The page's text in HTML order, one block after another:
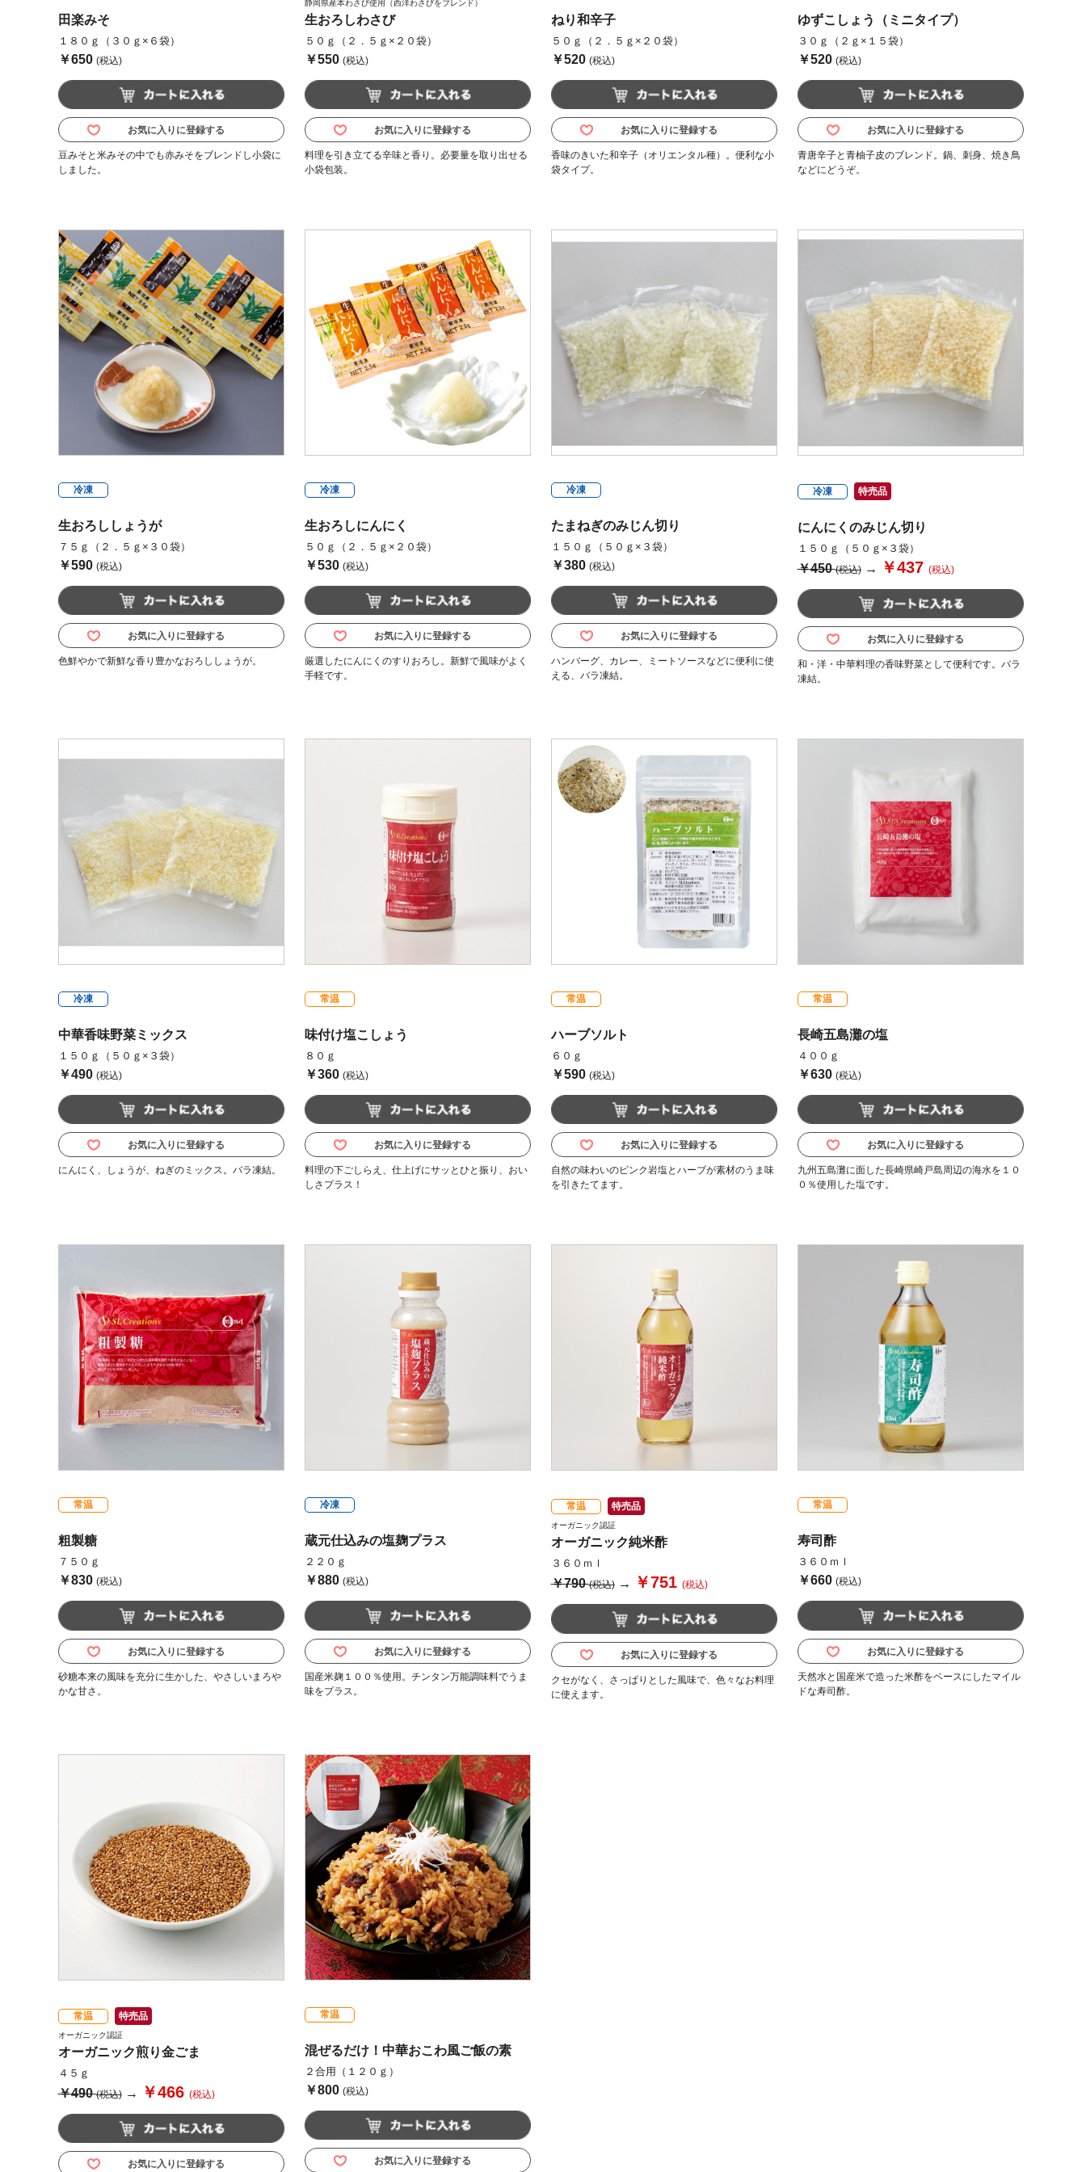
田楽みそ
１８０ｇ（３０ｇ×６袋）
￥650 (税込)
お気に入りに登録する
豆みそと米みその中でも赤みそをブレンドし小袋に
しました。
静岡県産本わさび使用（西洋わさびをブレンド）
生おろしわさび
５０ｇ（２．５ｇ×２０袋）
￥550 (税込)
お気に入りに登録する
料理を引き立てる辛味と香り。必要量を取り出せる
小袋包装。
ねり和辛子
５０ｇ（２．５ｇ×２０袋）
￥520 (税込)
お気に入りに登録する
香味のきいた和辛子（オリエンタル種）。便利な小
袋タイプ。
ゆずこしょう（ミニタイプ）
３０ｇ（２ｇ×１５袋）
￥520 (税込)
お気に入りに登録する
青唐辛子と青柚子皮のブレンド。鍋、刺身、焼き鳥
などにどうぞ。
冷凍
生おろししょうが
７５ｇ（２．５ｇ×３０袋）
￥590 (税込)
お気に入りに登録する
色鮮やかで新鮮な香り豊かなおろししょうが。
冷凍
生おろしにんにく
５０ｇ（２．５ｇ×２０袋）
￥530 (税込)
お気に入りに登録する
厳選したにんにくのすりおろし。新鮮で風味がよく
手軽です。
冷凍
たまねぎのみじん切り
１５０ｇ（５０ｇ×３袋）
￥380 (税込)
お気に入りに登録する
ハンバーグ、カレー、ミートソースなどに便利に使
える、バラ凍結。
冷凍 特売品
にんにくのみじん切り
１５０ｇ（５０ｇ×３袋）
￥450(税込)→ ￥437 (税込)
お気に入りに登録する
和・洋・中華料理の香味野菜として便利です。バラ
凍結。
冷凍
中華香味野菜ミックス
１５０ｇ（５０ｇ×３袋）
￥490 (税込)
お気に入りに登録する
にんにく、しょうが、ねぎのミックス。バラ凍結。
常温
味付け塩こしょう
８０ｇ
￥360 (税込)
お気に入りに登録する
料理の下ごしらえ、仕上げにサッとひと振り、おい
しさプラス！
常温
ハーブソルト
６０ｇ
￥590 (税込)
お気に入りに登録する
自然の味わいのピンク岩塩とハーブが素材のうま味
を引きたてます。
常温
長崎五島灘の塩
４００ｇ
￥630 (税込)
お気に入りに登録する
九州五島灘に面した長崎県崎戸島周辺の海水を１０
０％使用した塩です。
常温
粗製糖
７５０ｇ
￥830 (税込)
お気に入りに登録する
砂糖本来の風味を充分に生かした、やさしいまろや
かな甘さ。
冷凍
蔵元仕込みの塩麹プラス
２２０ｇ
￥880 (税込)
お気に入りに登録する
国産米麹１００％使用。チンタン万能調味料でうま
味をプラス。
常温 特売品
オーガニック認証
オーガニック純米酢
３６０ｍｌ
￥790(税込)→ ￥751 (税込)
お気に入りに登録する
クセがなく、さっぱりとした風味で、色々なお料理
に使えます。
常温
寿司酢
３６０ｍｌ
￥660 (税込)
お気に入りに登録する
天然水と国産米で造った米酢をベースにしたマイル
ドな寿司酢。
常温 特売品
オーガニック認証
オーガニック煎り金ごま
４５ｇ
￥490(税込)→ ￥466 (税込)
お気に入りに登録する
常温
混ぜるだけ！中華おこわ風ご飯の素
２合用（１２０ｇ）
￥800 (税込)
お気に入りに登録する